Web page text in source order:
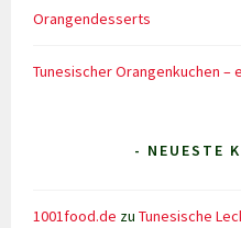
Orangendesserts
Tunesischer Orangenkuchen –
- NEUESTE
1001food.de zuTunesische